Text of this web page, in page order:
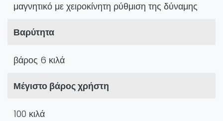
μαγνητικό με χειροκίνητη ρύθμιση της δύναμης
Βαρύτητα
βάρος 6 κιλά
Μέγιστο βάρος χρήστη
100 κιλά